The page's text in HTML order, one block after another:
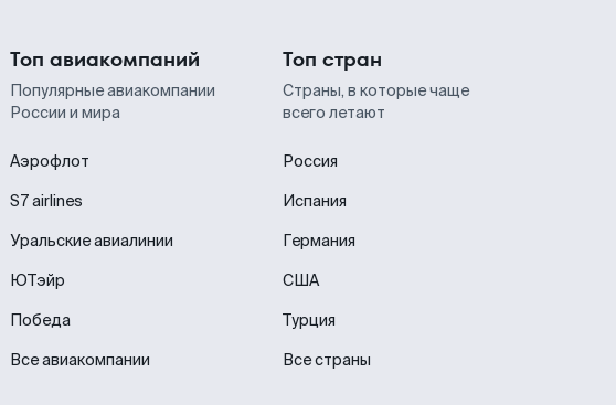
Топ авиакомпаний
Популярные авиакомпании
России и мира
Аэрофлот
S7 airlines
Уральские авиалинии
ЮТэйр
Победа
Все авиакомпании
Топ стран
Страны, в которые чаще
всего летают
Россия
Испания
Германия
США
Турция
Все страны